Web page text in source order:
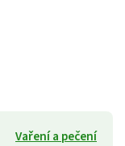
Vaření a pečení